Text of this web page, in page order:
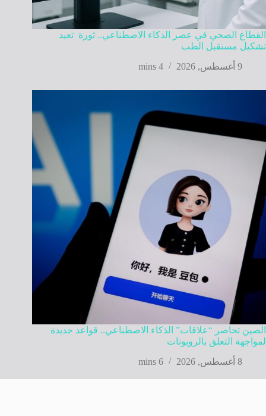
القطاع الصحي في عصر الذكاء الاصطناعي.. ثورة تعيد
تشكيل مستقبل الطب
9 أغسطس, 2026
4 mins
الصين تحاصر “علاقات” الذكاء الاصطناعي.. قواعد جديدة
لمواجهة التعلق بالروبوتات
8 أغسطس, 2026
6 mins